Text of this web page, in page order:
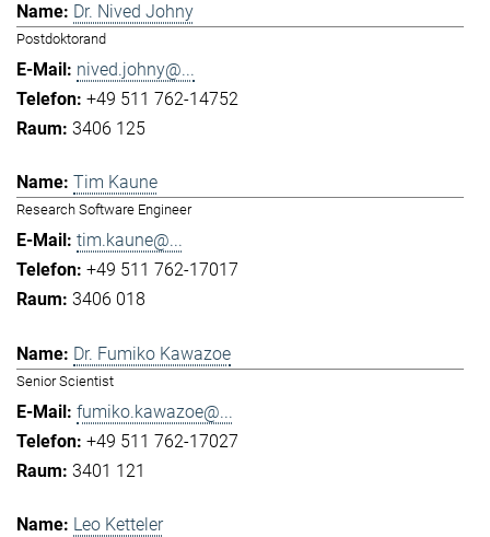
Dr. Nived Johny
Postdoktorand
nived.johny@...
+49 511 762-14752
3406 125
Tim Kaune
Research Software Engineer
tim.kaune@...
+49 511 762-17017
3406 018
Dr. Fumiko Kawazoe
Senior Scientist
fumiko.kawazoe@...
+49 511 762-17027
3401 121
Leo Ketteler